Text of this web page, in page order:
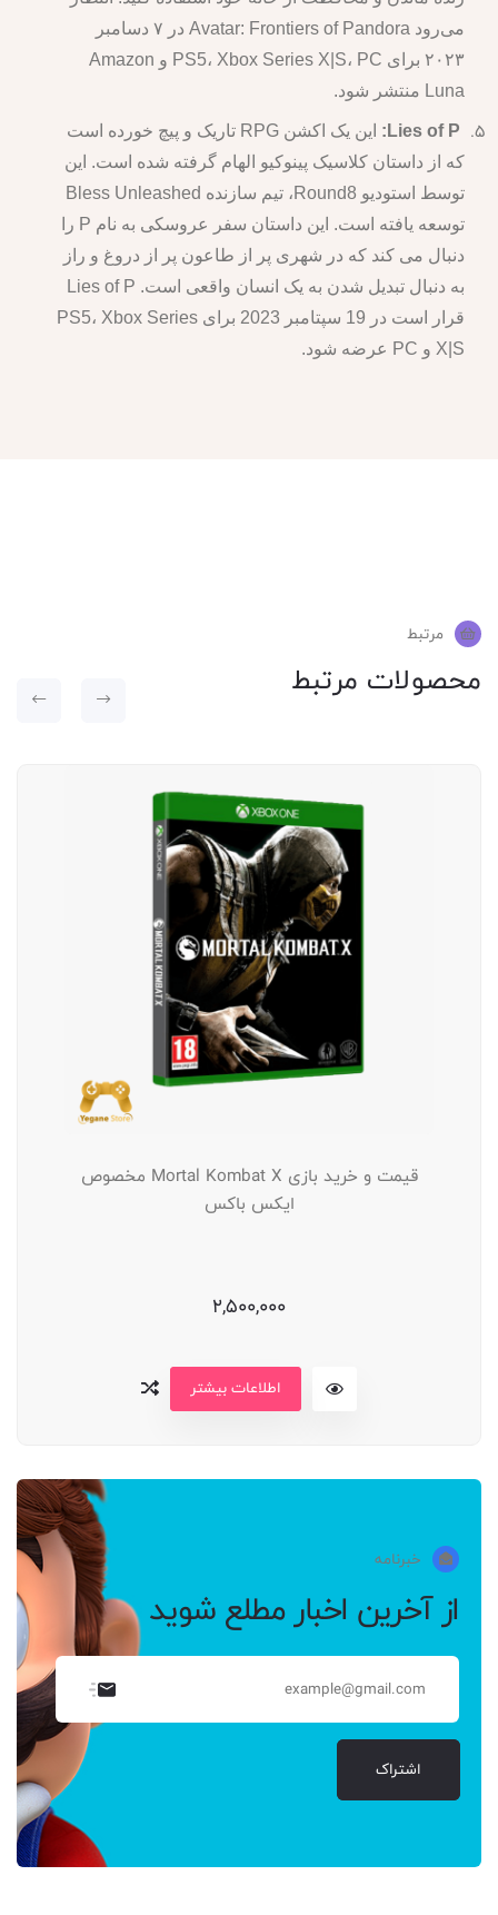
می‌رود Avatar: Frontiers of Pandora در ۷ دسامبر
۲۰۲۳ برای PS5، Xbox Series X|S، PC و Amazon
Luna منتشر شود.
Lies of P:
این یک اکشن RPG تاریک و پیچ خورده است
که از داستان کلاسیک پینوکیو الهام گرفته شده است. این
توسط استودیو Round8، تیم سازنده Bless Unleashed
توسعه یافته است. این داستان سفر عروسکی به نام P را
دنبال می کند که در شهری پر از طاعون پر از دروغ و راز
به دنبال تبدیل شدن به یک انسان واقعی است. Lies of P
قرار است در 19 سپتامبر 2023 برای PS5، Xbox Series
X|S و PC عرضه شود.
مرتبط
محصولات مرتبط
قیمت و خرید بازی Mortal Kombat X مخصوص
ایکس باکس
2,500,000
اطلاعات بیشتر
خبرنامه
از آخرین اخبار مطلع شوید
اشتراک